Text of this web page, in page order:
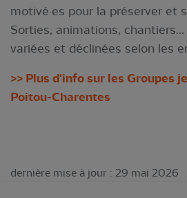
motivé·es pour la préserver et
Sorties, animations,
variées et déclinées selon les
>> Plus d'info sur les Groupes
Poitou-Charentes
dernière mise à jour : 29 mai 2026